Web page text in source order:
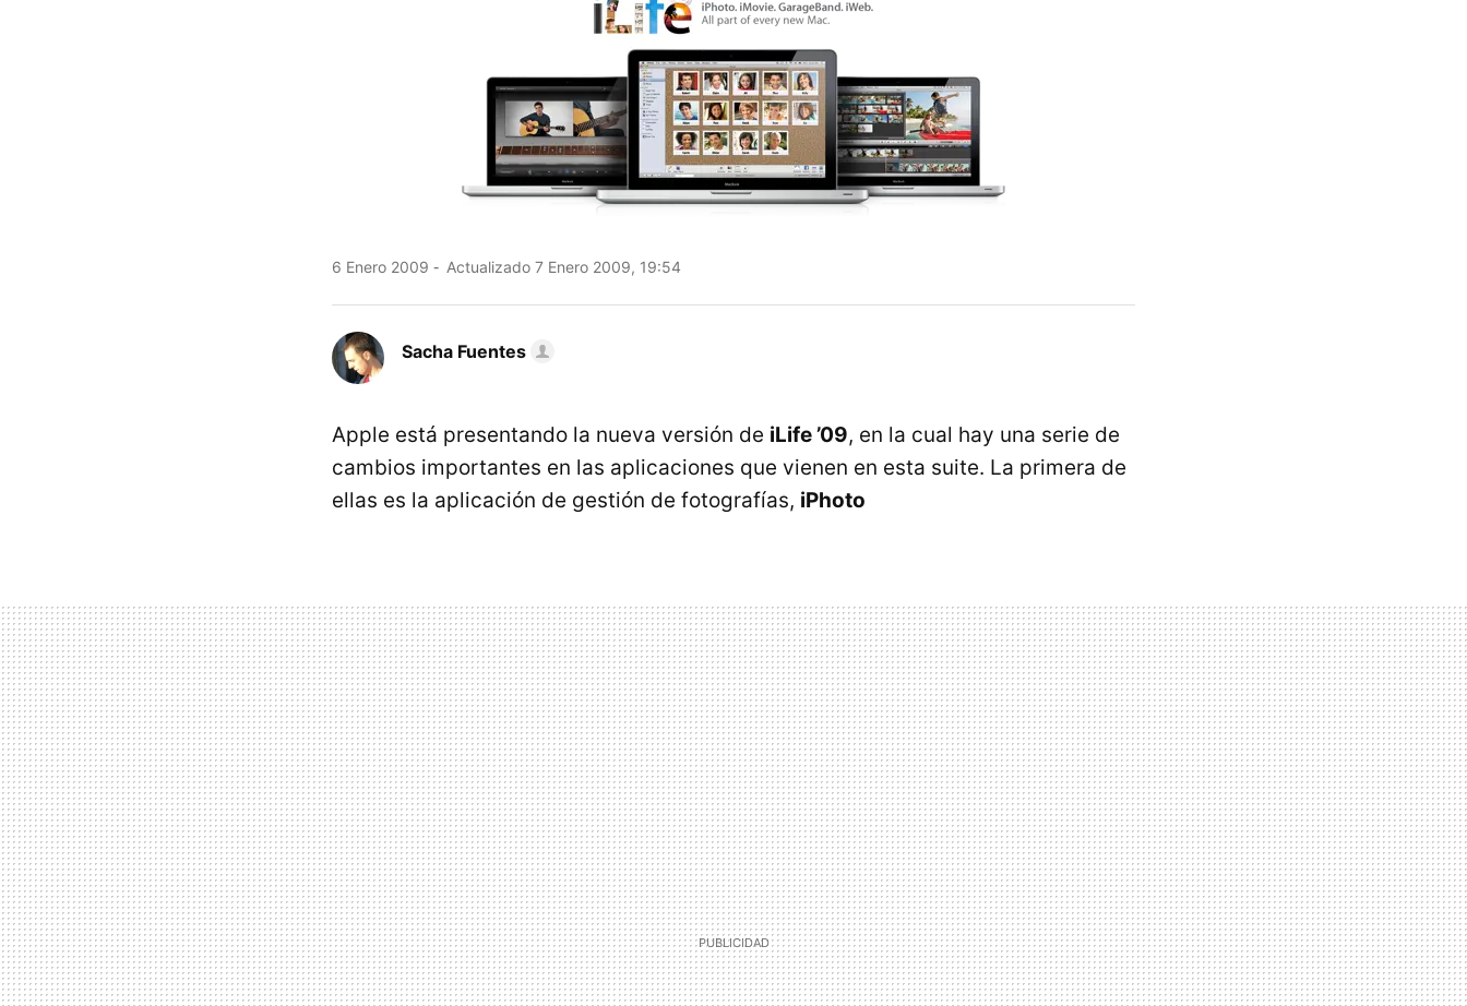
6 Enero 2009 Actualizado 7 Enero 2009, 19:54
Sacha Fuentes
Apple está presentando la nueva versión de iLife ’09, en la cual hay una serie de
cambios importantes en las aplicaciones que vienen en esta suite. La primera de
ellas es la aplicación de gestión de fotografías, iPhoto